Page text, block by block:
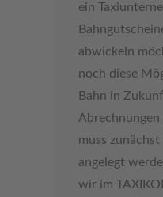
ein
abwickeln
noch diese
Bahn in
Abrechnungen
muss
angelegt
wir im